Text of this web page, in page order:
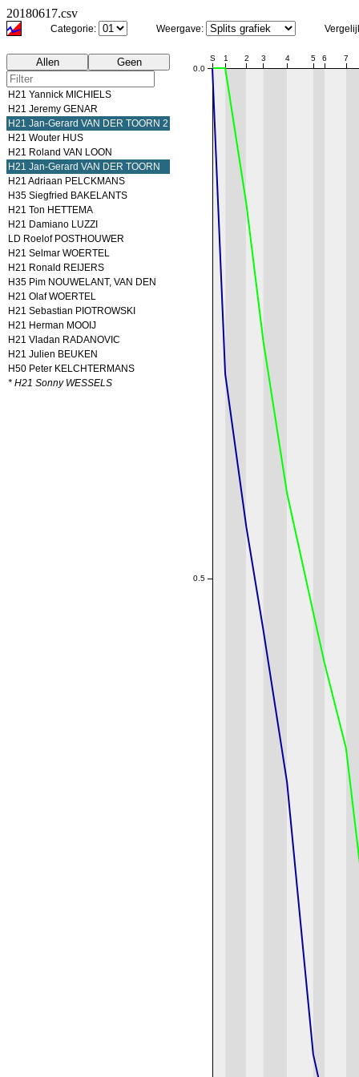
20180617.csv
Categorie: Weergave:
Allen Geen
H21 Yannick MICHIELS
H21 Jeremy GENAR
H21 Jan-Gerard VAN DER TOORN 2
H21 Wouter HUS
H21 Roland VAN LOON
H21 Jan-Gerard VAN DER TOORN
H21 Adriaan PELCKMANS
H35 Siegfried BAKELANTS
H21 Ton HETTEMA
H21 Damiano LUZZI
LD Roelof POSTHOUWER
H21 Selmar WOERTEL
H21 Ronald REIJERS
H35 Pim NOUWELANT, VAN DEN
H21 Olaf WOERTEL
H21 Sebastian PIOTROWSKI
H21 Herman MOOIJ
H21 Vladan RADANOVIC
H21 Julien BEUKEN
H50 Peter KELCHTERMANS
* H21 Sonny WESSELS
S 1 2 3 4 5 6 7
0.0
0.5